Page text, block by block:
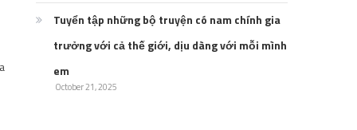
Tuyển tập những bộ truyện có nam chính gia
trưởng với cả thế giới, dịu dàng với mỗi mình
em
October 21, 2025